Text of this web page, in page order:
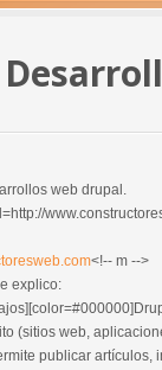
web drupal.
<!-- m -->
explico:
(sitios web,
publicar artículos,